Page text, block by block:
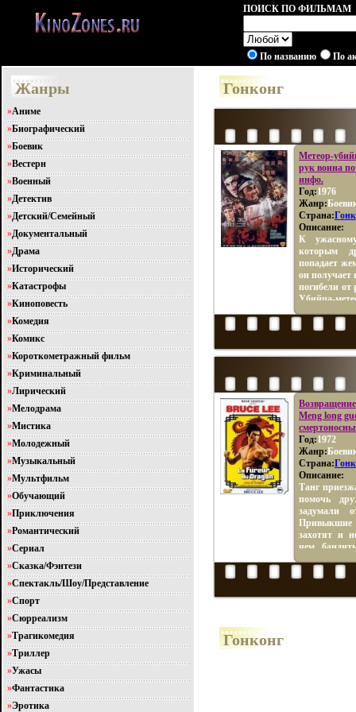
ПОИСК ПО ФИЛЬМАМ
По названию По
Жанры
»Аниме
»Биографический
»Боевик
»Вестерн
»Военный
»Детектив
»Детский/Семейный
»Документальный
»Драма
»Исторический
»Катастрофы
»Киноповесть
»Комедия
»Комикс
»Короткометражный фильм
»Криминальный
»Лирический
»Мелодрама
»Мистика
»Молодежный
»Музыкальный
»Мультфильм
»Обучающий
»Приключения
»Романтический
»Сериал
»Сказка/Фэнтези
»Спектакль/Шоу/Представление
»Спорт
»Сюрреализм
»Трагикомедия
»Триллер
»Ужасы
»Фантастика
»Эротика
Гонконг
Метеор-
рук воина
инфо.
Год:1976
Жанр:
Страна:
Описание:
К
которым
попадает
он получает
погибели от
Убийца-
Meng long
Год:1972
Жанр:
Страна:
Описание:
Танг
помочь
задумали
Привыкшие
захотят и
чем,
ним
лучших
Гонконг